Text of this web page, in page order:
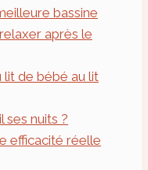
bassine
après le
lit de bébé au lit
ses nuits ?
efficacité réelle